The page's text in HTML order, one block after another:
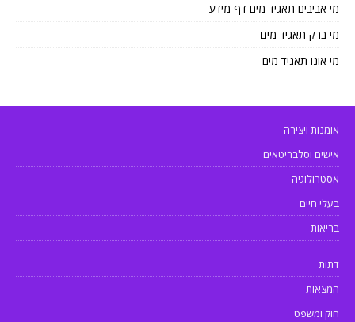
מי אביבים תאגיד מים דף מידע
מי ברק תאגיד מים
מי אונו תאגיד מים
אומנות ויצירה
אישים וסלבריטאים
אסטרולוגיה
בעלי חיים
בריאות
דתות
המצאות
חוק ומשפט